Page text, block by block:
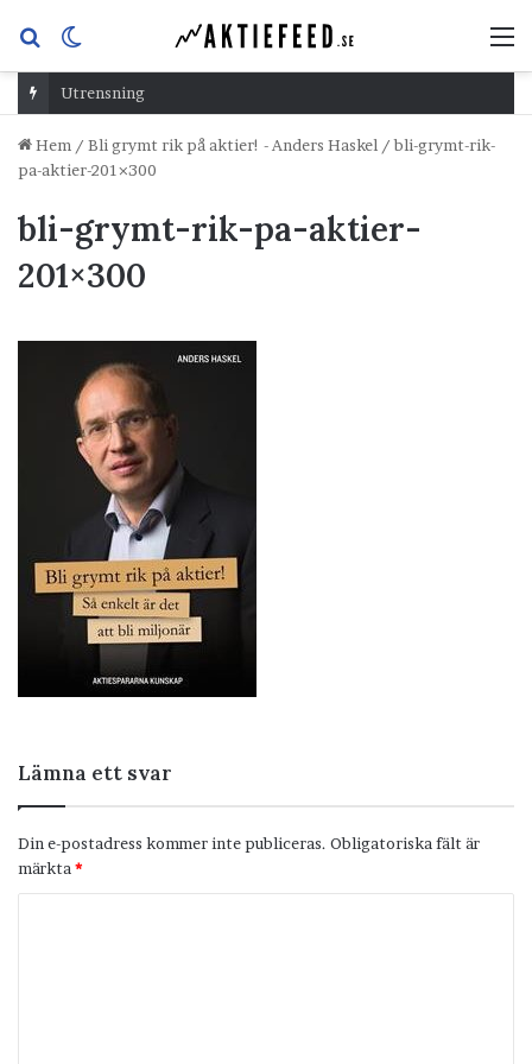
Sök
efterskin
Utrensning
Hem / Bli grymt rik på aktier! - Anders Haskel / bli-grymt-rik-
pa-aktier-201×300
bli-grymt-rik-pa-aktier-
201×300
Lämna ett svar
Din e-postadress kommer inte publiceras. Obligatoriska fält är
märkta *